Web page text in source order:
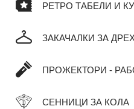
РЕТРО ТАБЕЛИ И
ЗАКАЧАЛКИ ЗА
ПРОЖЕКТОРИ -
СЕННИЦИ ЗА КОЛА